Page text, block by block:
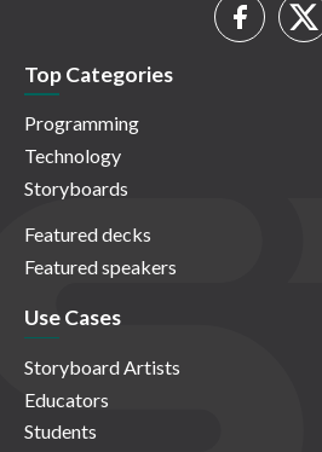
Top Categories
Programming
Technology
Storyboards
Featured decks
Featured speakers
Use Cases
Storyboard Artists
Educators
Students